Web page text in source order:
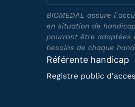
BIOMEDAL assure
en situation de
pourront être adaptées
besoins de chaque
Référente handicap
Registre public